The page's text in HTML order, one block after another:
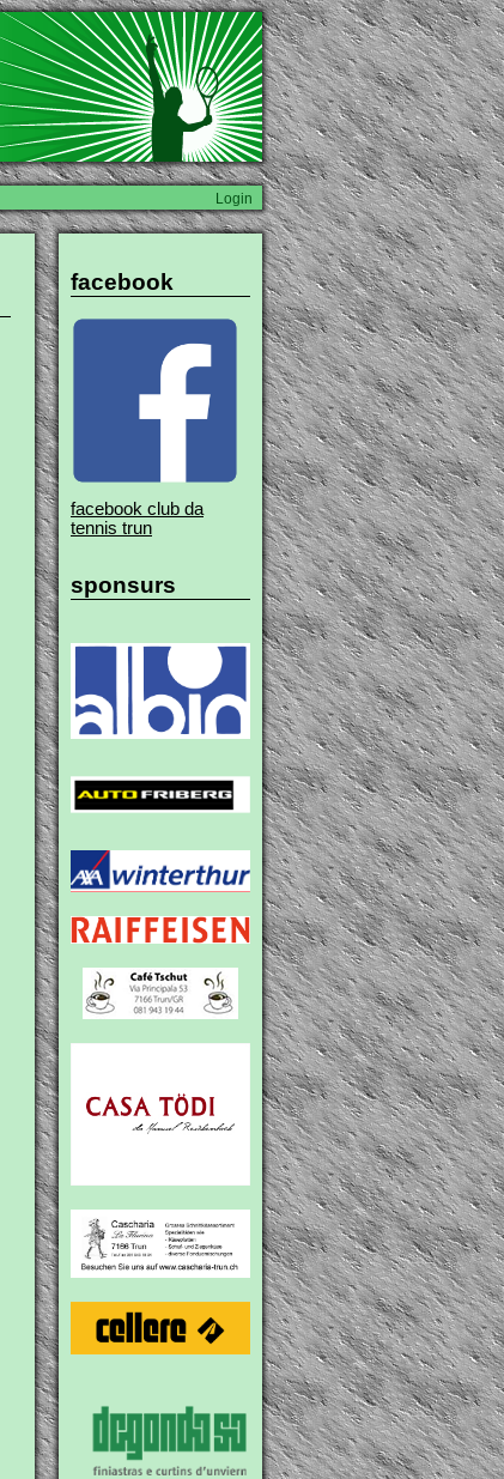
Login
facebook
facebook club da
tennis trun
sponsurs